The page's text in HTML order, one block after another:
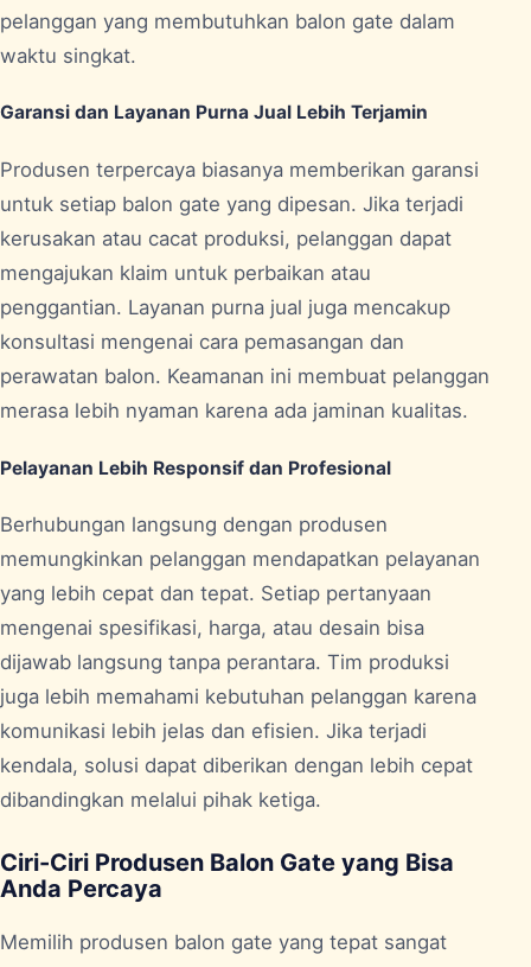
pelanggan yang membutuhkan balon gate dalam
waktu singkat.
Garansi dan Layanan Purna Jual Lebih Terjamin
Produsen terpercaya biasanya memberikan garansi
untuk setiap balon gate yang dipesan. Jika terjadi
kerusakan atau cacat produksi, pelanggan dapat
mengajukan klaim untuk perbaikan atau
penggantian. Layanan purna jual juga mencakup
konsultasi mengenai cara pemasangan dan
perawatan balon. Keamanan ini membuat pelanggan
merasa lebih nyaman karena ada jaminan kualitas.
Pelayanan Lebih Responsif dan Profesional
Berhubungan langsung dengan produsen
memungkinkan pelanggan mendapatkan pelayanan
yang lebih cepat dan tepat. Setiap pertanyaan
mengenai spesifikasi, harga, atau desain bisa
dijawab langsung tanpa perantara. Tim produksi
juga lebih memahami kebutuhan pelanggan karena
komunikasi lebih jelas dan efisien. Jika terjadi
kendala, solusi dapat diberikan dengan lebih cepat
dibandingkan melalui pihak ketiga.
Ciri-Ciri Produsen Balon Gate yang Bisa
Anda Percaya
Memilih produsen balon gate yang tepat sangat